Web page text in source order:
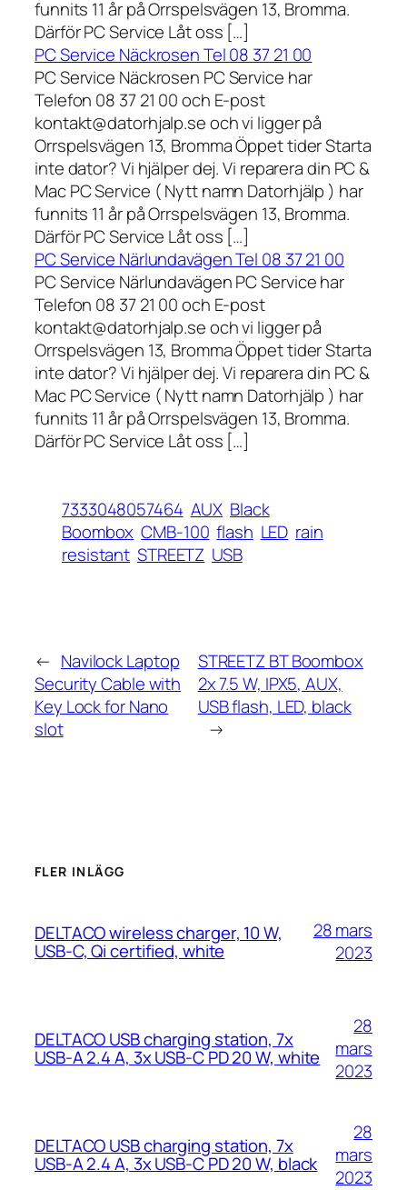
funnits 11 år på Orrspelsvägen 13, Bromma.
Därför PC Service Låt oss […]
PC Service Näckrosen Tel 08 37 21 00
PC Service Näckrosen PC Service har
Telefon 08 37 21 00 och E-post
kontakt@datorhjalp.se och vi ligger på
Orrspelsvägen 13, Bromma Öppet tider Starta
inte dator? Vi hjälper dej. Vi reparera din PC &
Mac PC Service ( Nytt namn Datorhjälp ) har
funnits 11 år på Orrspelsvägen 13, Bromma.
Därför PC Service Låt oss […]
PC Service Närlundavägen Tel 08 37 21 00
PC Service Närlundavägen PC Service har
Telefon 08 37 21 00 och E-post
kontakt@datorhjalp.se och vi ligger på
Orrspelsvägen 13, Bromma Öppet tider Starta
inte dator? Vi hjälper dej. Vi reparera din PC &
Mac PC Service ( Nytt namn Datorhjälp ) har
funnits 11 år på Orrspelsvägen 13, Bromma.
Därför PC Service Låt oss […]
7333048057464 AUX Black
Boombox CMB-100 flash LED rain
resistant STREETZ USB
← Navilock Laptop
Security Cable with
Key Lock for Nano
slot
STREETZ BT Boombox
2x 7.5 W, IPX5, AUX,
USB flash, LED, black
→
FLER INLÄGG
DELTACO wireless charger, 10 W,
USB-C, Qi certified, white
28 mars
2023
DELTACO USB charging station, 7x
USB-A 2.4 A, 3x USB-C PD 20 W, white
28
mars
2023
DELTACO USB charging station, 7x
USB-A 2.4 A, 3x USB-C PD 20 W, black
28
mars
2023